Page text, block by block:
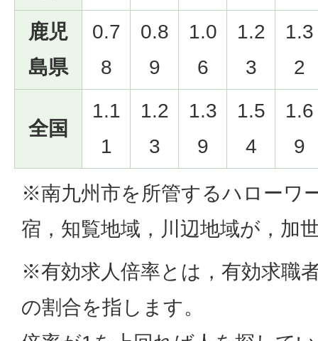
鹿児
島県
0.7
8
0.8
9
1.0
6
1.2
3
1.3
2
全国
1.1
1
1.2
3
1.3
9
1.5
4
1.6
9
※南九州市を所管するハローワ
宿，知覧地域，川辺地域が，加
※有効求人倍率とは，有効求職
の割合を指します。